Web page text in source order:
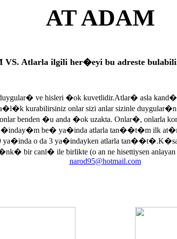
AT ADAM
Atlarla ilgili her�eyi bu adreste
ve hisleri �ok kuvetlidir.Atlar� asla
kurabilirsiniz onlar sizi anlar sizinle
onlar benden �u anda �ok uzakta. Onlar�,
be� ya�inda atlarla tan��t�m ilk at�m
ya�inda o da 3 ya�indayken atlarla
bir canl� ile birlikte (o an ne hisettiysen
narod95@hotmail.com